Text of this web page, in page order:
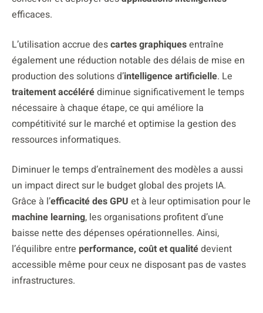
efficaces.
L’utilisation accrue descartes graphiquesentraîne
également une réduction notable des délais de mise en
production des solutions d’intelligence artificielle. Le
traitement accélérédiminue significativement le temps
nécessaire à chaque étape, ce qui améliore la
compétitivité sur le marché et optimise la gestion des
ressources informatiques.
Diminuer le temps d’entraînement des modèles a aussi
un impact direct sur le budget global des projets IA.
Grâce à l’efficacité des GPU et à leur optimisation pour le
machine learning, les organisations profitent d’une
baisse nette des dépenses opérationnelles. Ainsi,
l’équilibre entre performance, coût et qualitédevient
accessible même pour ceux ne disposant pas de vastes
infrastructures.